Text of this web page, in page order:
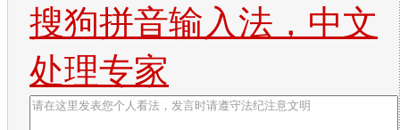
搜狗拼音输入法，中文
处理专家